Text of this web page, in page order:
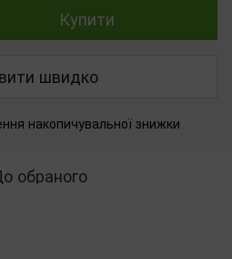
Купити
швидко
накопичувальної знижки
обраного